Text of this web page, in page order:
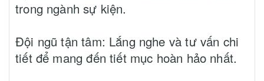
trong ngành sự kiện.
Đội ngũ tận tâm: Lắng nghe và tư vấn chi
tiết để mang đến tiết mục hoàn hảo nhất.